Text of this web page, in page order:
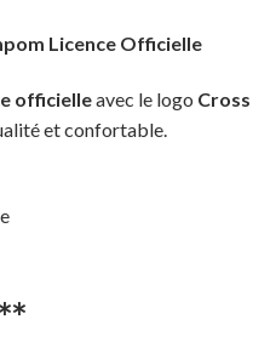
Licence Officielle
officielleavec le logo Cross
et confortable.